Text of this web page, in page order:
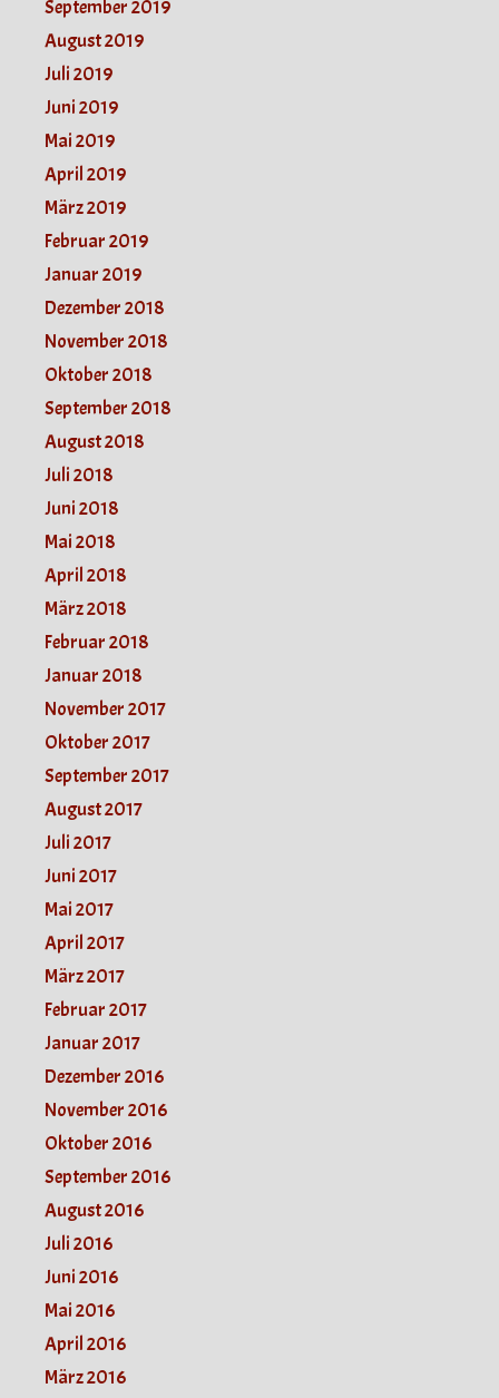
September 2019
August 2019
Juli 2019
Juni 2019
Mai 2019
April 2019
März 2019
Februar 2019
Januar 2019
Dezember 2018
November 2018
Oktober 2018
September 2018
August 2018
Juli 2018
Juni 2018
Mai 2018
April 2018
März 2018
Februar 2018
Januar 2018
November 2017
Oktober 2017
September 2017
August 2017
Juli 2017
Juni 2017
Mai 2017
April 2017
März 2017
Februar 2017
Januar 2017
Dezember 2016
November 2016
Oktober 2016
September 2016
August 2016
Juli 2016
Juni 2016
Mai 2016
April 2016
März 2016